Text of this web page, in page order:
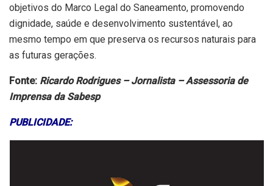
objetivos do Marco Legal do Saneamento, promovendo
dignidade, saúde e desenvolvimento sustentável, ao
mesmo tempo em que preserva os recursos naturais para
as futuras gerações.
Fonte: Ricardo Rodrigues – Jornalista – Assessoria de
Imprensa da Sabesp
PUBLICIDADE: